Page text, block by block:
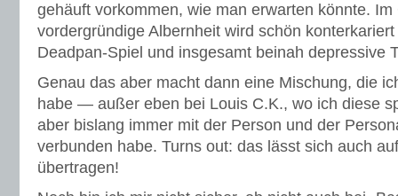
gehäuft vorkommen, wie man erwarten könnte. Im
vordergründige Albernheit wird schön konterkariert
Deadpan-Spiel und insgesamt beinah depressive
Genau das aber macht dann eine Mischung, die
habe — außer eben bei Louis C.K., wo ich diese
aber bislang immer mit der Person und der
verbunden habe. Turns out: das lässt sich auch
übertragen!